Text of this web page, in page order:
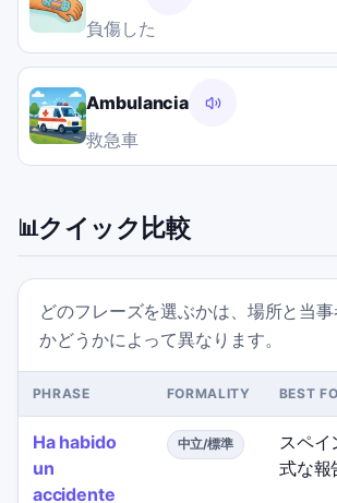
負傷した
Ambulancia
救急車
📊クイック比較
どのフレーズを選ぶかは、場所と当
かどうかによって異なります。
PHRASE FORMALITY BEST
Ha habido
un
accidente
中立/標準
スペイ
式な報